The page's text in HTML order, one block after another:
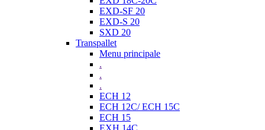
EXD-SF 20
EXD-S 20
SXD 20
Transpallet
Menu principale
.
.
.
ECH 12
ECH 12C/ ECH 15C
ECH 15
EXH 14C